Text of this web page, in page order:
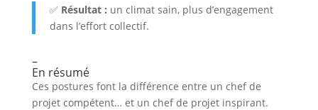
✅ Résultat : un climat sain, plus d’engagement
dans l’effort collectif.
–
En résumé
Ces postures font la différence entre un chef de
projet compétent… et un chef de projet inspirant.